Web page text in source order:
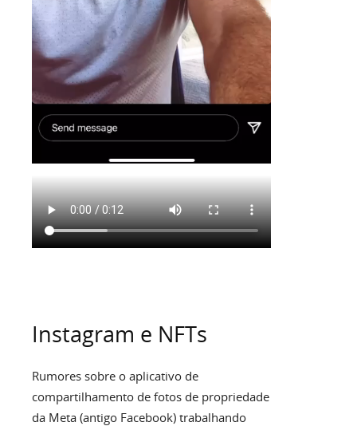
Instagram e NFTs
Rumores sobre o aplicativo de
compartilhamento de fotos de propriedade
da Meta (antigo Facebook) trabalhando